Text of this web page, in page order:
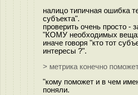
налицо типичная ошибка
субъекта".
проверить очень просто -
"КОМУ необходимых
иначе говоря "кто тот
интересы ?".
> метрика конечно
"кому поможет и в чем
поняли.